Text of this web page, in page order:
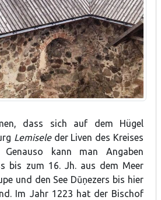
dass sich auf dem Hügel
Lemiseleder Liven des Kreises
Genauso kann man Angaben
bis zum 16. Jh. aus dem Meer
und den See Dūņezers bis hier
Im Jahr 1223 hat der Bischof